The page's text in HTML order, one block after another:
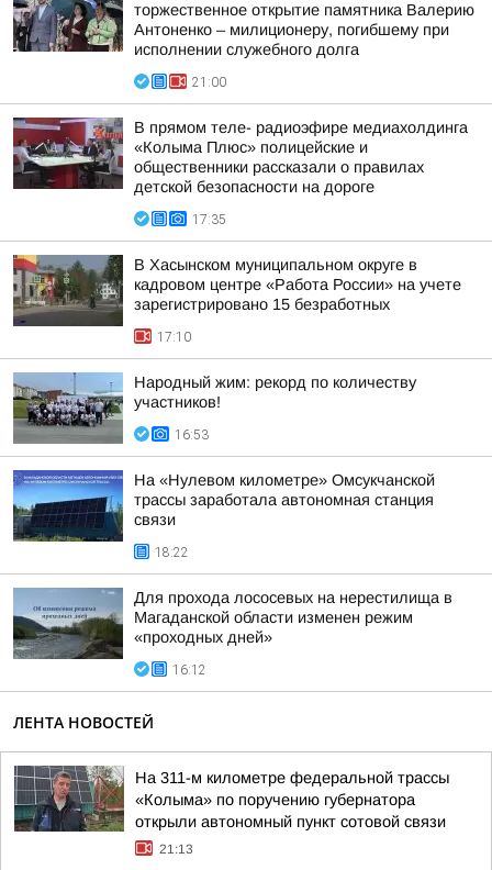
торжественное открытие памятника Валерию
Антоненко – милиционеру, погибшему при
исполнении служебного долга
21:00
В прямом теле- радиоэфире медиахолдинга
«Колыма Плюс» полицейские и
общественники рассказали о правилах
детской безопасности на дороге
17:35
В Хасынском муниципальном округе в
кадровом центре «Работа России» на учете
зарегистрировано 15 безработных
17:10
Народный жим: рекорд по количеству
участников!
16:53
На «Нулевом километре» Омсукчанской
трассы заработала автономная станция
связи
18:22
Для прохода лососевых на нерестилища в
Магаданской области изменен режим
«проходных дней»
16:12
ЛЕНТА НОВОСТЕЙ
На 311-м километре федеральной трассы
«Колыма» по поручению губернатора
открыли автономный пункт сотовой связи
21:13